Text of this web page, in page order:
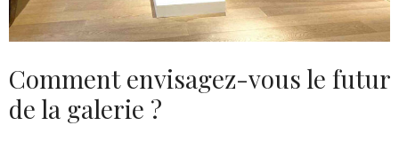
Comment envisagez-vous le futur
de la galerie ?